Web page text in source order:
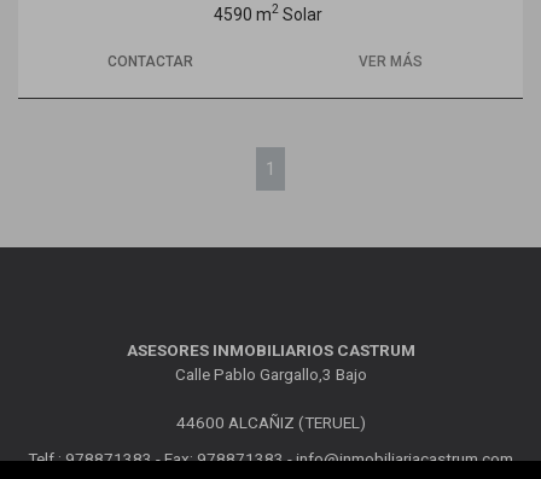
4590 m2Solar
CONTACTAR VER MÁS
1
ASESORES INMOBILIARIOS CASTRUM
Calle Pablo Gargallo,3 Bajo
44600 ALCAÑIZ (TERUEL)
Telf.: 978871383 - Fax: 978871383 -info@inmobiliariacastrum.com